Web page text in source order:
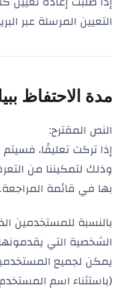
التعيين المرسلة عبر
مدة الاحتفاظ
النص المقترح:
إذا تركت تعليقًا،
وذلك لتمكيننا من
بها في قائمة المراجعة.
بالنسبة للمستخدمين
الشخصية التي
يمكن لجميع
(باستثناء اسم